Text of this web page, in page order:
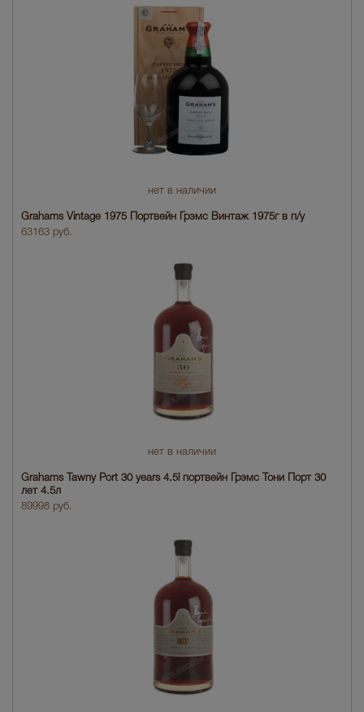
нет в наличии
Grahams Vintage 1975 Портвейн Грэмс Винтаж 1975г в п/у
63163 руб.
нет в наличии
Grahams Tawny Port 30 years 4.5l портвейн Грэмс Тони Порт 30
лет 4.5л
89998 руб.